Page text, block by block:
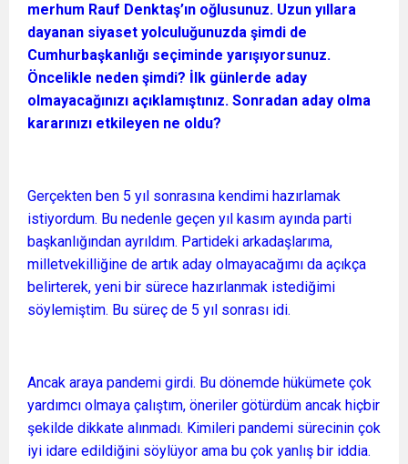
merhum Rauf Denktaş’ın oğlusunuz. Uzun yıllara
dayanan siyaset yolculuğunuzda şimdi de
Cumhurbaşkanlığı seçiminde yarışıyorsunuz.
Öncelikle neden şimdi? İlk günlerde aday
olmayacağınızı açıklamıştınız. Sonradan aday olma
kararınızı etkileyen ne oldu?
Gerçekten ben 5 yıl sonrasına kendimi hazırlamak
istiyordum. Bu nedenle geçen yıl kasım ayında parti
başkanlığından ayrıldım. Partideki arkadaşlarıma,
milletvekilliğine de artık aday olmayacağımı da açıkça
belirterek, yeni bir sürece hazırlanmak istediğimi
söylemiştim. Bu süreç de 5 yıl sonrası idi.
Ancak araya pandemi girdi. Bu dönemde hükümete çok
yardımcı olmaya çalıştım, öneriler götürdüm ancak hiçbir
şekilde dikkate alınmadı. Kimileri pandemi sürecinin çok
iyi idare edildiğini söylüyor ama bu çok yanlış bir iddia.